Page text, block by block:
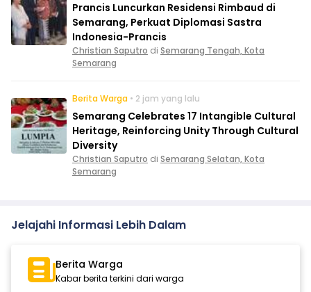
Prancis Luncurkan Residensi Rimbaud di
Semarang, Perkuat Diplomasi Sastra
Indonesia-Prancis
Christian Saputro di Semarang Tengah, Kota
Semarang
Berita Warga • 2 jam yang lalu
Semarang Celebrates 17 Intangible Cultural
Heritage, Reinforcing Unity Through Cultural
Diversity
Christian Saputro di Semarang Selatan, Kota
Semarang
Jelajahi Informasi Lebih Dalam
Berita Warga
Kabar berita terkini dari warga